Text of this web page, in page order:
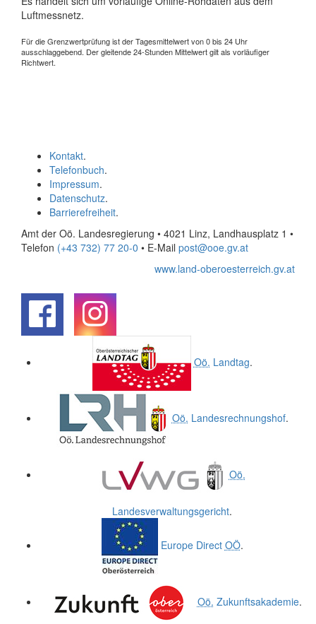
Luftmessnetz.
Für die Grenzwertprüfung ist der Tagesmittelwert von 0 bis 24 Uhr
ausschlaggebend. Der gleitende 24-Stunden Mittelwert gilt als vorläufiger
Richtwert.
Kontakt.
Telefonbuch.
Impressum.
Datenschutz.
Barrierefreiheit.
Amt der Oö. Landesregierung • 4021 Linz, Landhausplatz 1 •
Telefon (+43 732) 77 20-0 • E-Mail post@ooe.gv.at
www.land-oberoesterreich.gv.at
Oö. Landtag.
Oö. Landesrechnungshof.
Oö.
Landesverwaltungsgericht.
Europe Direct OÖ.
Oö. Zukunftsakademie.